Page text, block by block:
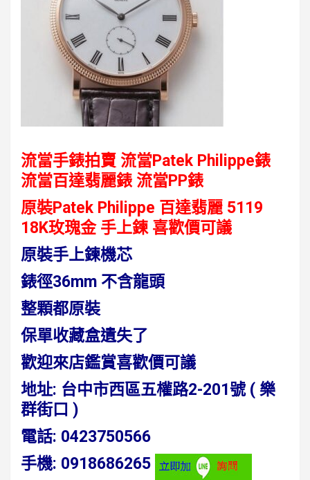
流當手錶拍賣 流當Patek Philippe錶
流當百達翡麗錶 流當PP錶
原裝Patek Philippe 百達翡麗 5119
18K玫瑰金 手上鍊 喜歡價可議
原裝手上鍊機芯
錶徑36mm 不含龍頭
整顆都原裝
保單收藏盒遺失了
歡迎來店鑑賞喜歡價可議
地址: 台中市西區五權路2-201號 ( 樂
群街口 )
電話: 0423750566
手機: 0918686265